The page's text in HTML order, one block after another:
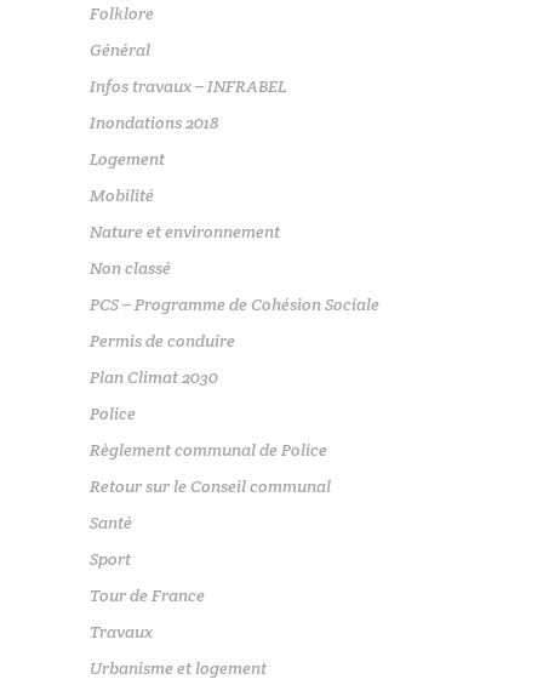
Folklore
Général
Infos travaux – INFRABEL
Inondations 2018
Logement
Mobilité
Nature et environnement
Non classé
PCS – Programme de Cohésion Sociale
Permis de conduire
Plan Climat 2030
Police
Règlement communal de Police
Retour sur le Conseil communal
Santé
Sport
Tour de France
Travaux
Urbanisme et logement